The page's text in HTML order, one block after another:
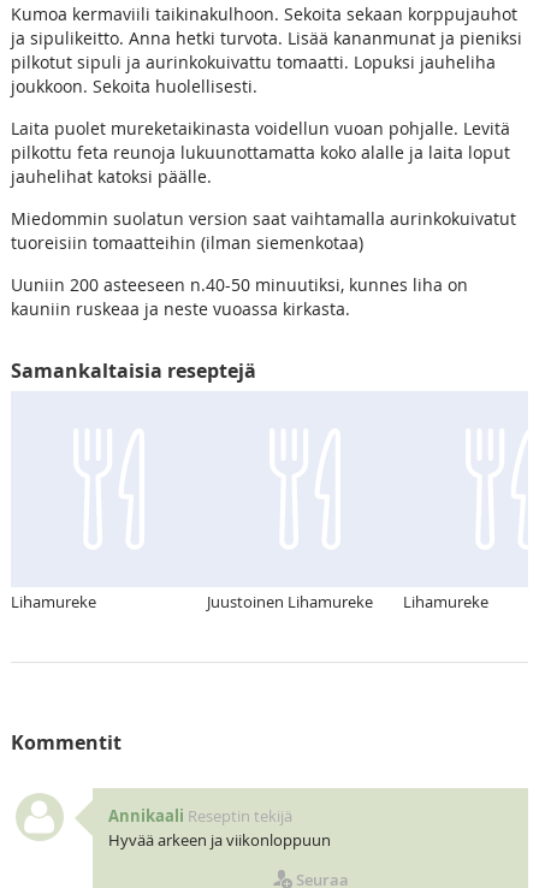
Kumoa kermaviili taikinakulhoon. Sekoita sekaan korppujauhot
ja sipulikeitto. Anna hetki turvota. Lisää kananmunat ja pieniksi
pilkotut sipuli ja aurinkokuivattu tomaatti. Lopuksi jauheliha
joukkoon. Sekoita huolellisesti.
Laita puolet mureketaikinasta voidellun vuoan pohjalle. Levitä
pilkottu feta reunoja lukuunottamatta koko alalle ja laita loput
jauhelihat katoksi päälle.
Miedommin suolatun version saat vaihtamalla aurinkokuivatut
tuoreisiin tomaatteihin (ilman siemenkotaa)
Uuniin 200 asteeseen n.40-50 minuutiksi, kunnes liha on
kauniin ruskeaa ja neste vuoassa kirkasta.
Samankaltaisia reseptejä
Lihamureke Juustoinen Lihamureke Lihamureke
Kommentit
Annikaali Reseptin tekijä
Hyvää arkeen ja viikonloppuun
Seuraa